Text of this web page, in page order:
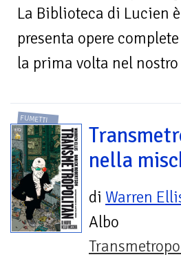
La Biblioteca di Lucien
presenta opere
la prima volta nel
FUMETTI
nella
di Warren
Albo